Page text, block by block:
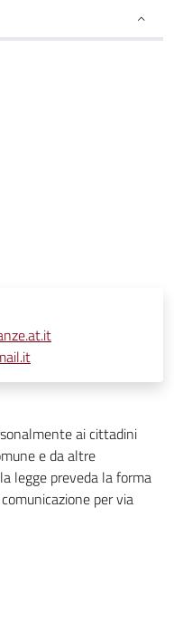
ai cittadini
e da altre
legge preveda la forma
per via